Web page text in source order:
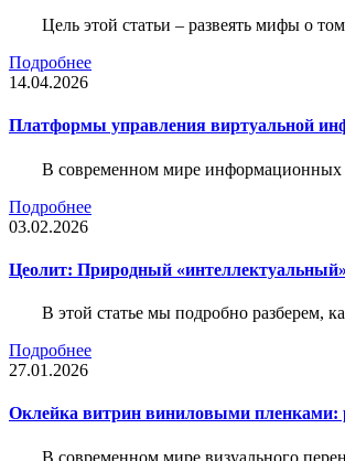
Цель этой статьи – развеять мифы о
Подробнее
14.04.2026
Платформы управления виртуальной
В современном мире информационных
Подробнее
03.02.2026
Цеолит: Природный
В этой статье мы подробно разберем,
Подробнее
27.01.2026
Оклейка витрин виниловыми пленками:
В современном мире визуального